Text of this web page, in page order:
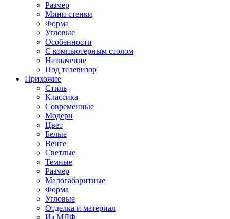
Размер
Мини стенки
Форма
Угловые
Особенности
С компьютерным столом
Назначение
Под телевизор
Прихожие
Стиль
Классика
Современные
Модерн
Цвет
Белые
Венге
Светлые
Темные
Размер
Малогабаритные
Форма
Угловые
Отделка и материал
Из МДФ